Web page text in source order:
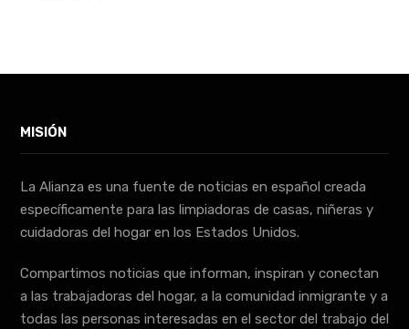
MISIÓN
La Alianza es una fuente de noticias en español creada
específicamente para las limpiadoras de casas, niñeras y
cuidadoras del hogar en los Estados Unidos.
Compartimos noticias que informan, inspiran y conectan
a las trabajadoras del hogar, a la comunidad inmigrante y a
todas las personas interesadas en el sector del trabajo del